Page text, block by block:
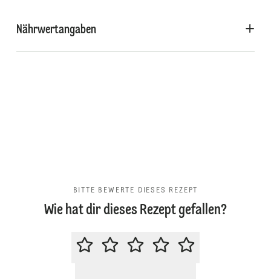
Nährwertangaben
BITTE BEWERTE DIESES REZEPT
Wie hat dir dieses Rezept gefallen?
BITTE BEWERTE DIESES REZEPT